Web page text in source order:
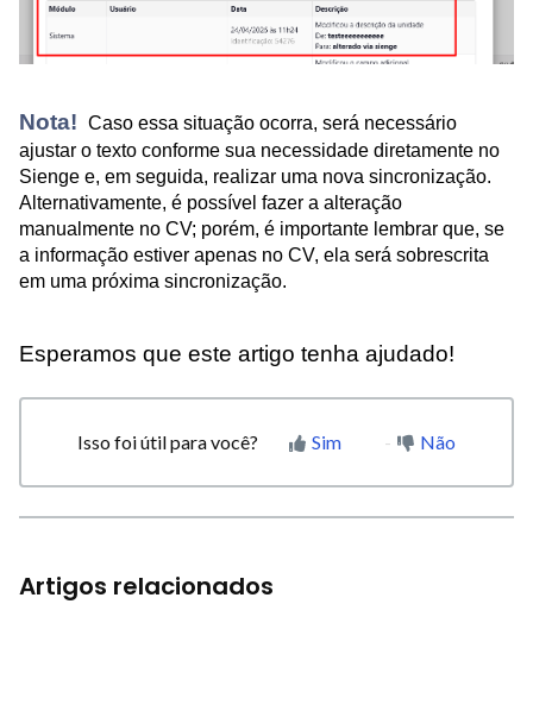
Nota! Caso essa situação ocorra, será necessário
ajustar o texto conforme sua necessidade diretamente no
Sienge e, em seguida, realizar uma nova sincronização.
Alternativamente, é possível fazer a alteração
manualmente no CV; porém, é importante lembrar que, se
a informação estiver apenas no CV, ela será sobrescrita
em uma próxima sincronização.
Esperamos que este artigo tenha ajudado!
Isso foi útil para você? Sim Não
Artigos relacionados